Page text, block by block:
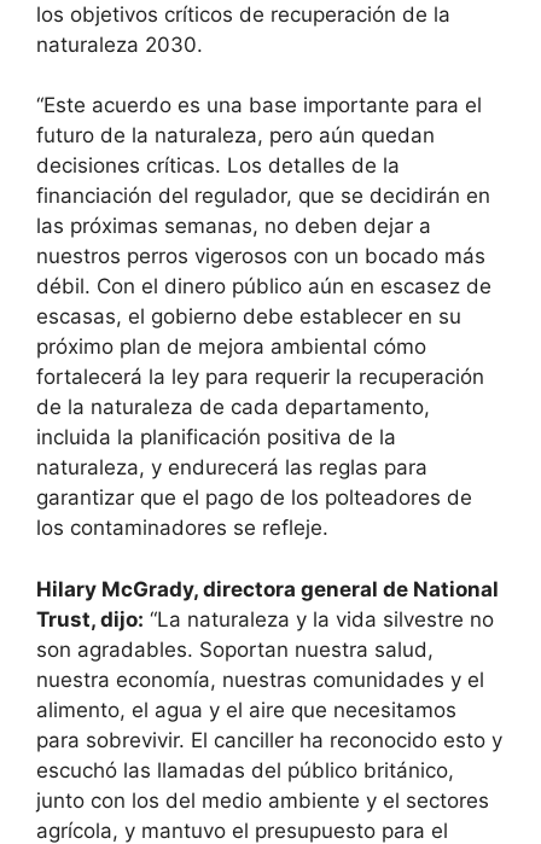
los objetivos críticos de recuperación de la
naturaleza 2030.
“Este acuerdo es una base importante para el
futuro de la naturaleza, pero aún quedan
decisiones críticas. Los detalles de la
financiación del regulador, que se decidirán en
las próximas semanas, no deben dejar a
nuestros perros vigerosos con un bocado más
débil. Con el dinero público aún en escasez de
escasas, el gobierno debe establecer en su
próximo plan de mejora ambiental cómo
fortalecerá la ley para requerir la recuperación
de la naturaleza de cada departamento,
incluida la planificación positiva de la
naturaleza, y endurecerá las reglas para
garantizar que el pago de los polteadores de
los contaminadores se refleje.
Hilary McGrady, directora general de National
Trust, dijo: “La naturaleza y la vida silvestre no
son agradables. Soportan nuestra salud,
nuestra economía, nuestras comunidades y el
alimento, el agua y el aire que necesitamos
para sobrevivir. El canciller ha reconocido esto y
escuchó las llamadas del público británico,
junto con los del medio ambiente y el sectores
agrícola, y mantuvo el presupuesto para el